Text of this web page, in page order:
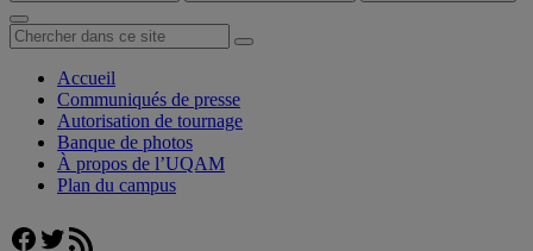
Accueil
Communiqués de presse
Autorisation de tournage
Banque de photos
À propos de l’UQAM
Plan du campus
Facebook
Twitter
Flux RSS